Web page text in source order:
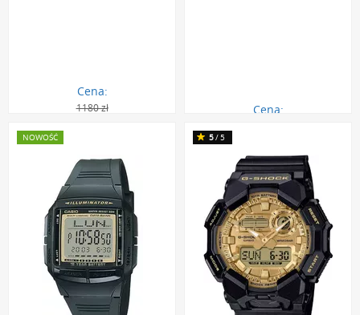
Cena:
1180 zł
Cena:
NOWOŚĆ 5/5